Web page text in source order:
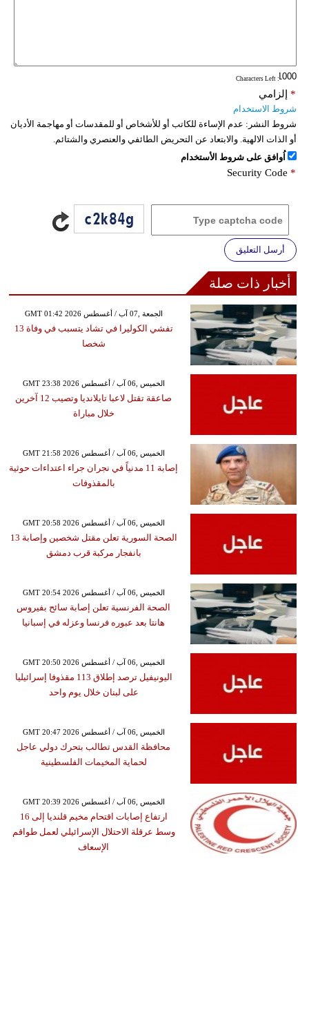
: Characters Left
إلزامي *
شروط الاستخدام
شروط النشر: عدم الإساءة للكاتب أو للأشخاص أو للمقدسات أو مهاجمة الأديان
أو الذات الالهية. والابتعاد عن التحريض الطائفي والعنصري والشتائم.
اُوافق على شروط الأستخدام
Security Code *
أرسل التعليق
أخبار ذات صلة
GMT 01:42 2026 الجمعة ,07 آب / أغسطس
تفشي الكوليرا في تشاد يتسبب في وفاة 13
شخصا
GMT 23:38 2026 الخميس ,06 آب / أغسطس
صاعقة تقتل لاعبا تايلانديا وتصيب 12 آخرين
خلال مباراة
GMT 21:58 2026 الخميس ,06 آب / أغسطس
إصابة 11 مدنياً في نجران جراء اعتداءات حوثية
بالمقذوفات
GMT 20:58 2026 الخميس ,06 آب / أغسطس
الصحة السورية تعلن مقتل شخصين وإصابة 13
بانفجار مركبة قرب دمشق
GMT 20:54 2026 الخميس ,06 آب / أغسطس
الصحة الفرنسية تعلن إصابة سائح بفيروس
هانتا بعد عبوره فرنسا وعزله في إسبانيا
GMT 20:50 2026 الخميس ,06 آب / أغسطس
اليونيفيل ترصد إطلاق 113 مقذوفا إسرائيليا
على لبنان خلال يوم واحد
GMT 20:47 2026 الخميس ,06 آب / أغسطس
محافظة القدس تطالب بتحرك دولي عاجل
لحماية المخيمات الفلسطينية
GMT 20:39 2026 الخميس ,06 آب / أغسطس
ارتفاع إصابات اقتحام مخيم قلنديا إلى 16
وسط عرقلة الاحتلال الإسرائيلي لعمل طواقم
الإسعاف